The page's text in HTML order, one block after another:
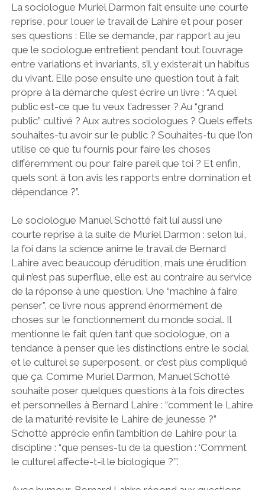
La sociologue Muriel Darmon fait ensuite une courte
reprise, pour louer le travail de Lahire et pour poser
ses questions : Elle se demande, par rapport au jeu
que le sociologue entretient pendant tout l’ouvrage
entre variations et invariants, s’il y existerait un habitus
du vivant. Elle pose ensuite une question tout à fait
propre à la démarche qu’est écrire un livre : “A quel
public est-ce que tu veux t’adresser ? Au “grand
public” cultivé ? Aux autres sociologues ? Quels effets
souhaites-tu avoir sur le public ? Souhaites-tu que l’on
utilise ce que tu fournis pour faire les choses
différemment ou pour faire pareil que toi ? Et enfin,
quels sont à ton avis les rapports entre domination et
dépendance ?”.
Le sociologue Manuel Schotté fait lui aussi une
courte reprise à la suite de Muriel Darmon : selon lui,
la foi dans la science anime le travail de Bernard
Lahire avec beaucoup d’érudition, mais une érudition
qui n’est pas superflue, elle est au contraire au service
de la réponse à une question. Une “machine à faire
penser”, ce livre nous apprend énormément de
choses sur le fonctionnement du monde social. Il
mentionne le fait qu’en tant que sociologue, on a
tendance à penser que les distinctions entre le social
et le culturel se superposent, or c’est plus compliqué
que ça. Comme Muriel Darmon, Manuel Schotté
souhaite poser quelques questions à la fois directes
et personnelles à Bernard Lahire : “comment le Lahire
de la maturité revisite le Lahire de jeunesse ?”
Schotté apprécie enfin l’ambition de Lahire pour la
discipline : “que penses-tu de la question : ‘Comment
le culturel affecte-t-il le biologique ?’”.